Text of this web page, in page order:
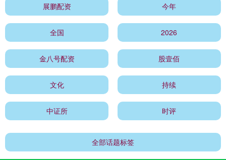
展鹏配资 今年
全国 2026
金八号配资 股壹佰
文化 持续
中证所 时评
全部话题标签